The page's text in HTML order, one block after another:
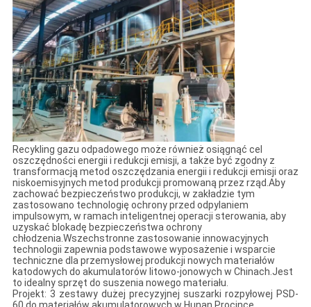
Recykling gazu odpadowego może również osiągnąć cel
oszczędności energii i redukcji emisji, a także być zgodny z
transformacją metod oszczędzania energii i redukcji emisji oraz
niskoemisyjnych metod produkcji promowaną przez rząd.Aby
zachować bezpieczeństwo produkcji, w zakładzie tym
zastosowano technologię ochrony przed odpylaniem
impulsowym, w ramach inteligentnej operacji sterowania, aby
uzyskać blokadę bezpieczeństwa ochrony
chłodzenia.Wszechstronne zastosowanie innowacyjnych
technologii zapewnia podstawowe wyposażenie i wsparcie
techniczne dla przemysłowej produkcji nowych materiałów
katodowych do akumulatorów litowo-jonowych w Chinach.Jest
to idealny sprzęt do suszenia nowego materiału.
Projekt: 3 zestawy dużej precyzyjnej suszarki rozpyłowej PSD-
60 do materiałów akumulatorowych w Hunan Procince